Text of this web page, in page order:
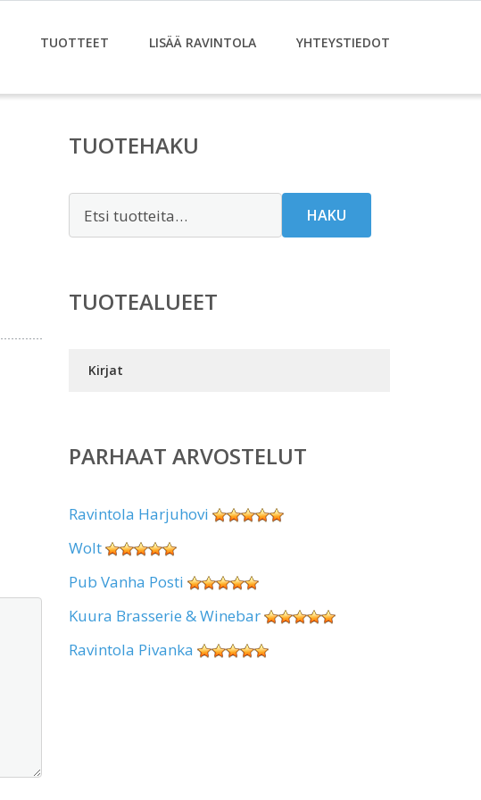
TUOTTEET LISÄÄ RAVINTOLA YHTEYSTIEDOT
TUOTEHAKU
HAKU
TUOTEALUEET
Kirjat
PARHAAT ARVOSTELUT
Ravintola Harjuhovi
Wolt
Pub Vanha Posti
Kuura Brasserie & Winebar
Ravintola Pivanka